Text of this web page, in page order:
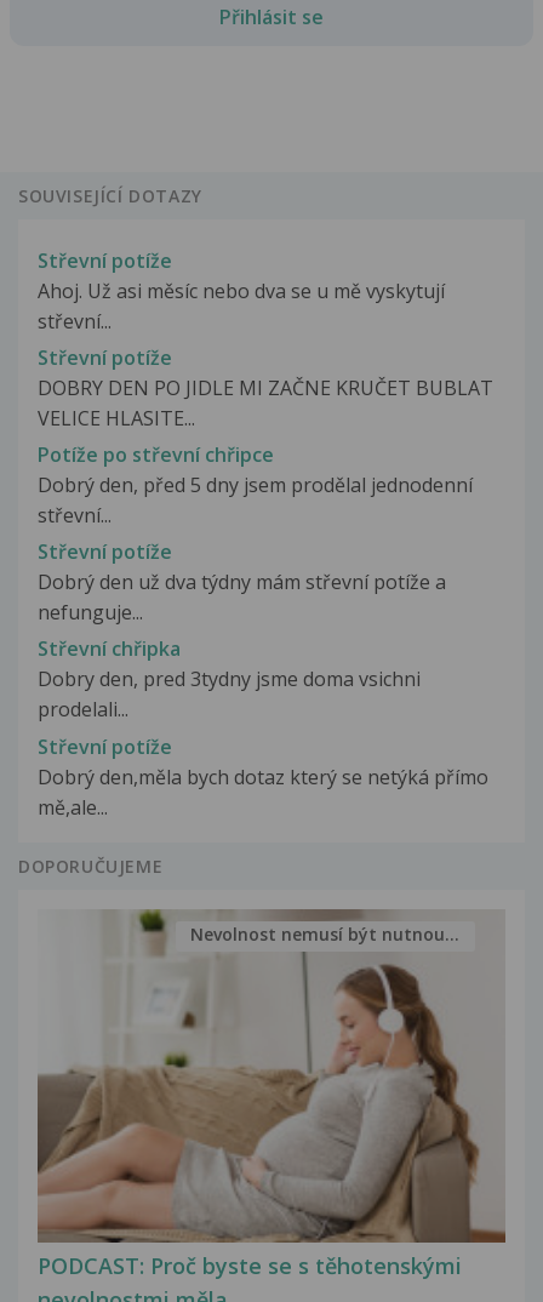
Přihlásit se
SOUVISEJÍCÍ DOTAZY
Střevní potíže
Ahoj. Už asi měsíc nebo dva se u mě vyskytují
střevní...
Střevní potíže
DOBRY DEN PO JIDLE MI ZAČNE KRUČET BUBLAT
VELICE HLASITE...
Potíže po střevní chřipce
Dobrý den, před 5 dny jsem prodělal jednodenní
střevní...
Střevní potíže
Dobrý den už dva týdny mám střevní potíže a
nefunguje...
Střevní chřipka
Dobry den, pred 3tydny jsme doma vsichni
prodelali...
Střevní potíže
Dobrý den,měla bych dotaz který se netýká přímo
mě,ale...
DOPORUČUJEME
PODCAST: Proč byste se s těhotenskými
Nevolnost nemusí být nutnou...